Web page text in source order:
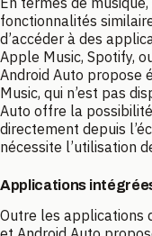
fonctionnalités
d’accéder à des
Apple Music, Spotify,
Android Auto propose
Music, qui n’est pas
Auto offre la
directement depuis
nécessite l’utilisation
Applications
Outre les applications